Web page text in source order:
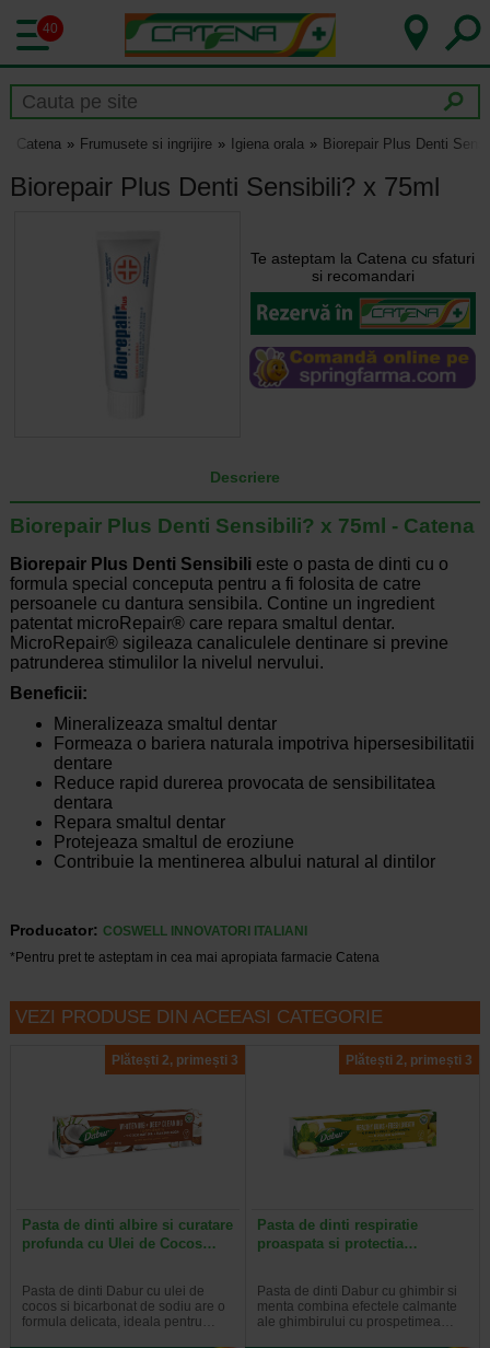
40
Catena Frumusete si ingrijire Igiena orala Biorepair Plus Denti
Biorepair Plus Denti Sensibili? x 75ml
Te asteptam la Catena cu sfaturi
si recomandari
Descriere
Biorepair Plus Denti Sensibili? x 75ml - Catena
Biorepair Plus Denti Sensibili este o pasta de dinti cu o
formula special conceputa pentru a fi folosita de catre
persoanele cu dantura sensibila. Contine un ingredient
patentat microRepair® care repara smaltul dentar.
MicroRepair® sigileaza canaliculele dentinare si previne
patrunderea stimulilor la nivelul nervului.
Beneficii:
Mineralizeaza smaltul dentar
Formeaza o bariera naturala impotriva hipersesibilitatii
dentare
Reduce rapid durerea provocata de sensibilitatea
dentara
Repara smaltul dentar
Protejeaza smaltul de eroziune
Contribuie la mentinerea albului natural al dintilor
Producator: COSWELL INNOVATORI ITALIANI
*Pentru pret te asteptam in cea mai apropiata farmacie Catena
VEZI PRODUSE DIN ACEEASI CATEGORIE
Plătești 2, primești 3
Pasta de dinti albire si curatare
profunda cu Ulei de Cocos…
Pasta de dinti Dabur cu ulei de
cocos si bicarbonat de sodiu are o
formula delicata, ideala pentru…
Plătești 2, primești 3
Pasta de dinti respiratie
proaspata si protectia…
Pasta de dinti Dabur cu ghimbir si
menta combina efectele calmante
ale ghimbirului cu prospetimea…